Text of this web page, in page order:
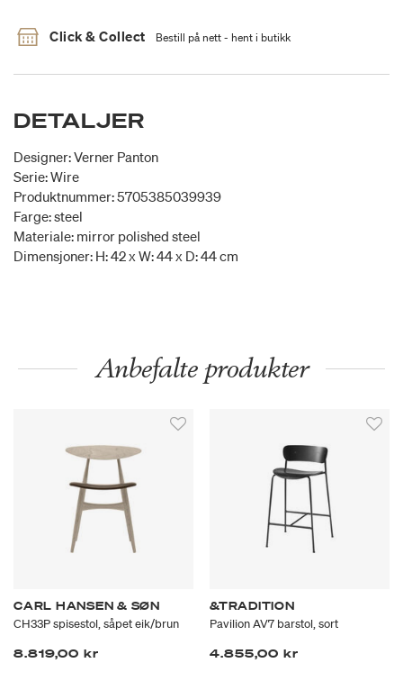
Click & Collect Bestill på nett - hent i butikk
DETALJER
Designer: Verner Panton
Serie: Wire
Produktnummer: 5705385039939
Farge: steel
Materiale: mirror polished steel
Dimensjoner: H: 42 x W: 44 x D: 44 cm
Anbefalte produkter
CARL HANSEN & SØN
CH33P spisestol, såpet eik/brun
8.819,00 kr
&TRADITION
Pavilion AV7 barstol, sort
4.855,00 kr